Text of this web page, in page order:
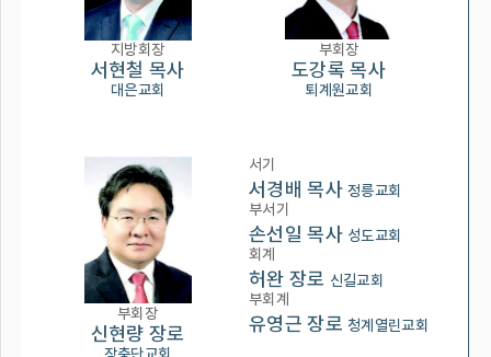
지방회장
서현철 목사
대은교회
부회장
도강록 목사
퇴계원교회
부회장
신현량 장로
장충단교회
서기
서경배 목사 정릉교회
부서기
손선일 목사 성도교회
회계
허완 장로 신길교회
부회계
유영근 장로 청계열린교회